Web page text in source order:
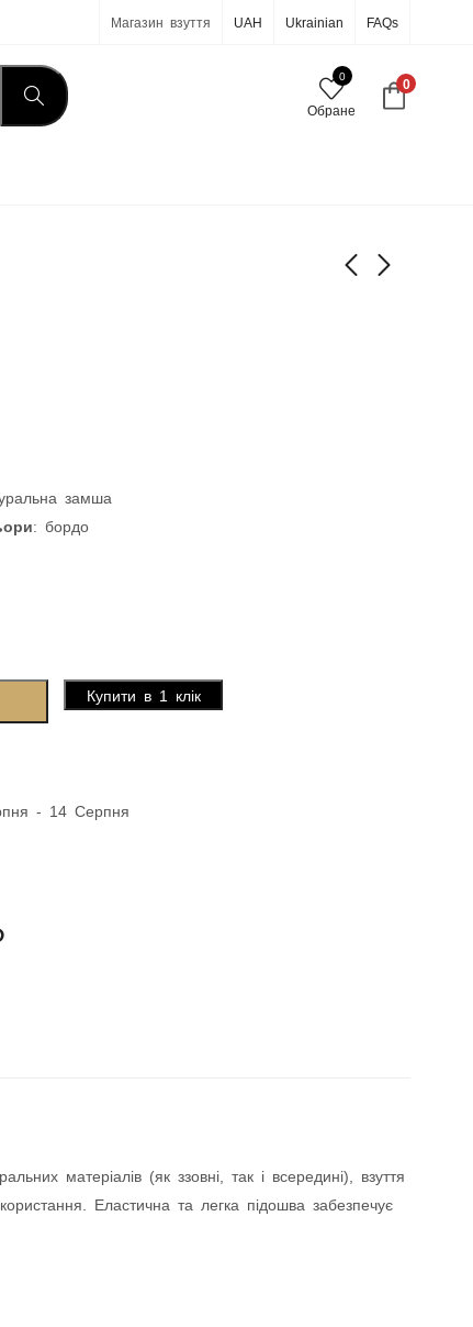
Магазин взуття UAH Ukrainian FAQs
0
Обране
0
замша
: бордо
Купити в 1 клік
- 14 Серпня
матеріалів (як ззовні, так і всередині), взуття
Еластична та легка підошва забезпечує